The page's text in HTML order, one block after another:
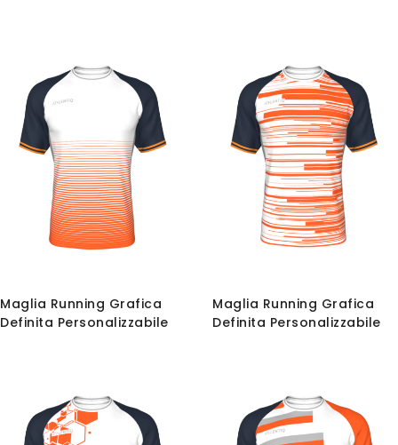
Maglia Running Grafica
Definita Personalizzabile
Maglia Running Grafica
Definita Personalizzabile